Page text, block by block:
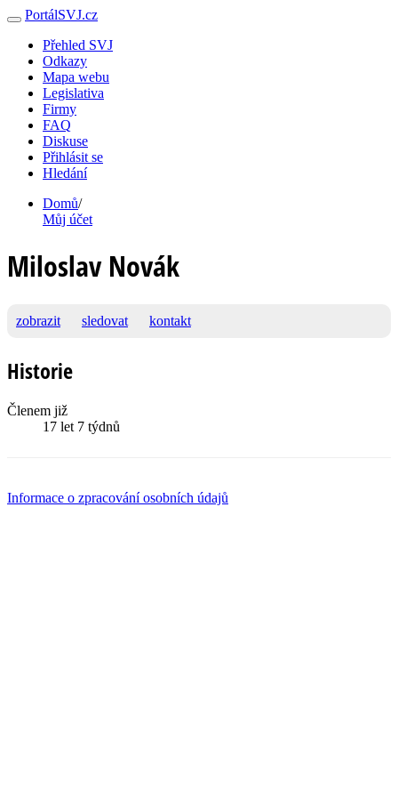
PortálSVJ.cz
Přehled SVJ
Odkazy
Mapa webu
Legislativa
Firmy
FAQ
Diskuse
Přihlásit se
Hledání
Domů/
Můj účet
Miloslav Novák
zobrazit sledovat kontakt
Historie
Členem již
17 let 7 týdnů
Informace o zpracování osobních údajů